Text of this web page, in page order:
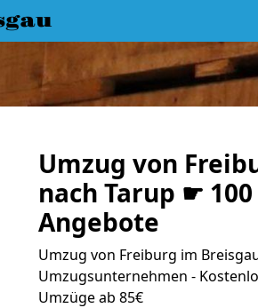
Umzug von
nach Tarup ☛
Angebote
Umzug von Freiburg im
Umzugsunternehmen -
Umzüge ab 85€